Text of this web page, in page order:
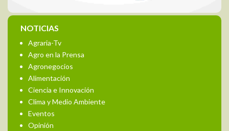
NOTICIAS
Agraria-Tv
Agro en la Prensa
Agronegocios
Alimentación
Ciencia e Innovación
Clima y Medio Ambiente
Eventos
Opinión